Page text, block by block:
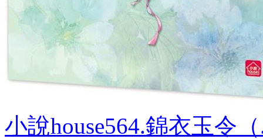
小說house564.錦衣玉令